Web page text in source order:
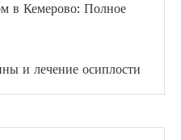
в Кемерово: Полное
и лечение осиплости